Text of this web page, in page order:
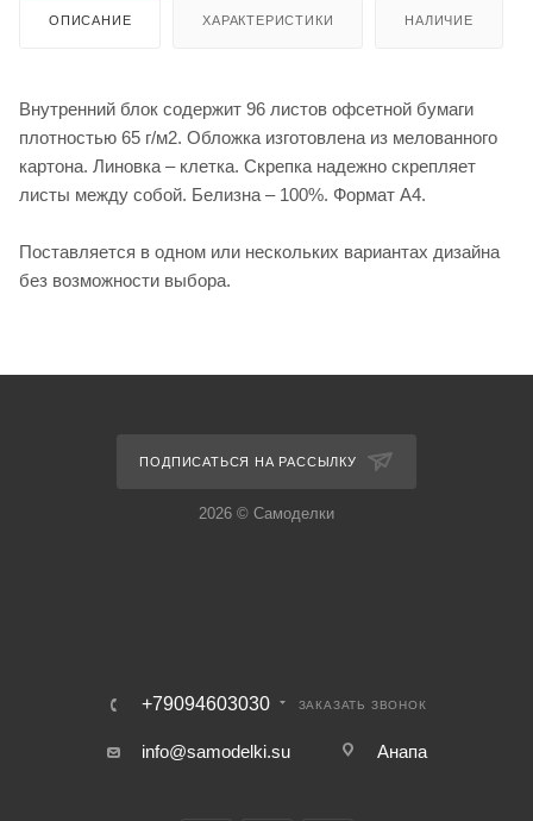
ОПИСАНИЕ ХАРАКТЕРИСТИКИ НАЛИЧИЕ
Внутренний блок содержит 96 листов офсетной бумаги
плотностью 65 г/м2. Обложка изготовлена из мелованного
картона. Линовка – клетка. Скрепка надежно скрепляет
листы между собой. Белизна – 100%. Формат А4.
Поставляется в одном или нескольких вариантах дизайна
без возможности выбора.
ПОДПИСАТЬСЯ НА РАССЫЛКУ
2026 © Самоделки
+79094603030 ЗАКАЗАТЬ ЗВОНОК
info@samodelki.su Анапа